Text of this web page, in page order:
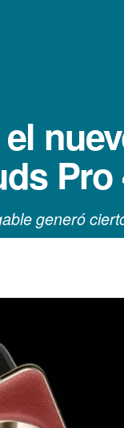
Pro
generó